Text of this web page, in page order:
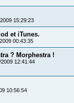
15:29:23
et iTunes.
00:43:35
? Morphestra !
12:41:44
10:56:54